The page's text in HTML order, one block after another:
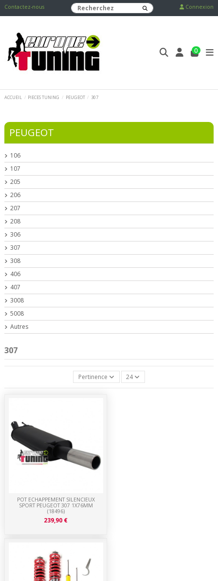
Contactez-nous Connexion
0
ACCUEIL PIECES TUNING PEUGEOT 307
307
Pertinence 24
POT ECHAPPEMENT SILENCIEUX
SPORT PEUGEOT 307 1X76MM
(18496)
239,90 €
PEUGEOT
106
107
205
206
207
208
306
307
308
406
407
3008
5008
Autres